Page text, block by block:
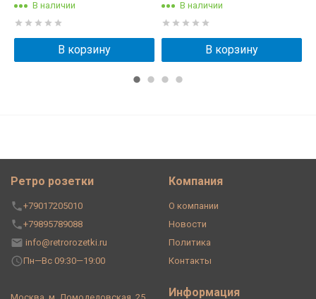
В наличии
В корзину
В наличии
В корзину
Ретро розетки
+79017205010
+79895789088
info@retrorozetki.ru
Пн—Вс 09:30—19:00
Компания
О компании
Новости
Политика
Контакты
Информация